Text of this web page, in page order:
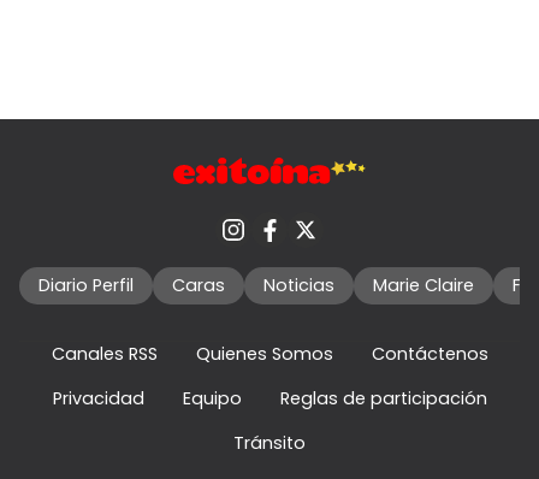
Diario Perfil Caras Noticias Marie Claire
Canales RSS Quienes Somos
Contáctenos
Privacidad
Equipo
Reglas de participación
Tránsito